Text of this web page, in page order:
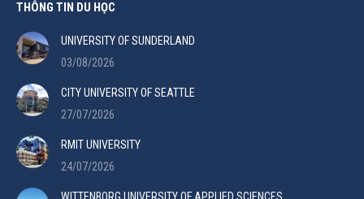
THÔNG TIN DU HỌC
UNIVERSITY OF SUNDERLAND
03/08/2026
CITY UNIVERSITY OF SEATTLE
27/07/2026
RMIT UNIVERSITY
24/07/2026